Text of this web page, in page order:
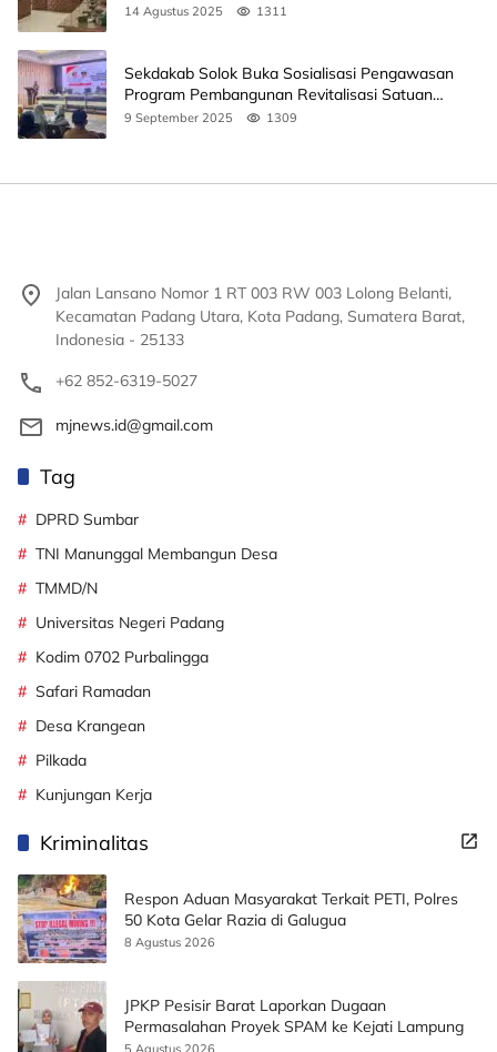
14 Agustus 2025 1311
Sekdakab Solok Buka Sosialisasi Pengawasan
Program Pembangunan Revitalisasi Satuan
Pendidikan
9 September 2025 1309
Jalan Lansano Nomor 1 RT 003 RW 003 Lolong Belanti,
Kecamatan Padang Utara, Kota Padang, Sumatera Barat,
Indonesia - 25133
+62 852-6319-5027
mjnews.id@gmail.com
Tag
DPRD Sumbar
TNI Manunggal Membangun Desa
TMMD/N
Universitas Negeri Padang
Kodim 0702 Purbalingga
Safari Ramadan
Desa Krangean
Pilkada
Kunjungan Kerja
Kriminalitas
Respon Aduan Masyarakat Terkait PETI, Polres
50 Kota Gelar Razia di Galugua
8 Agustus 2026
JPKP Pesisir Barat Laporkan Dugaan
Permasalahan Proyek SPAM ke Kejati Lampung
5 Agustus 2026